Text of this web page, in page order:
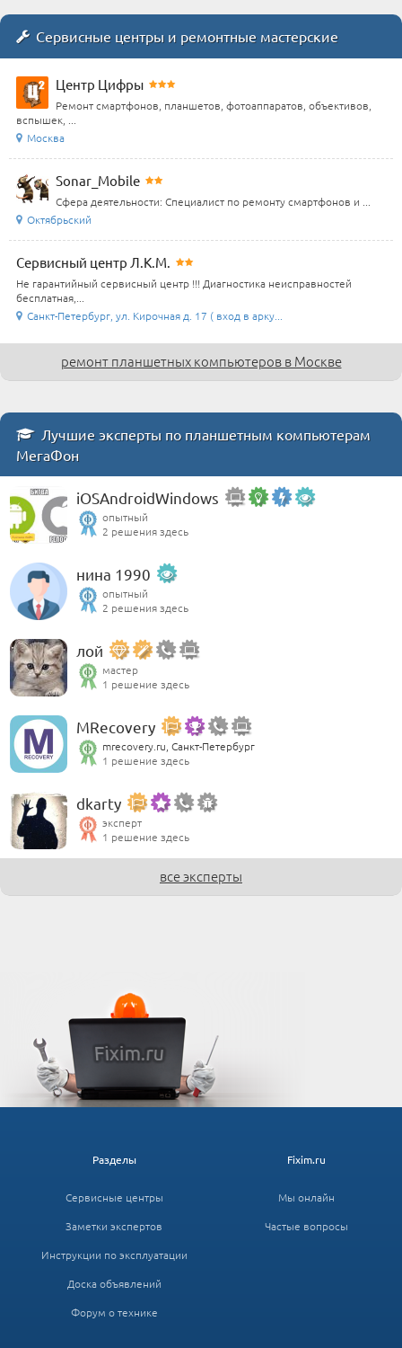
Сервисные центры и ремонтные мастерские
Центр Цифры
Ремонт смартфонов, планшетов, фотоаппаратов, объективов,
вспышек, ...
Москва
Sonar_Mobile
Сфера деятельности: Специалист по ремонту смартфонов и ...
Октябрьский
Сервисный центр Л.К.М.
Не гарантийный сервисный центр !!! Диагностика неисправностей
бесплатная,...
Санкт-Петербург, ул. Кирочная д. 17 ( вход в арку...
ремонт планшетных компьютеров в Москве
Лучшие эксперты по планшетным компьютерам
МегаФон
iOSAndroidWindows
опытный
2 решения здесь
нина 1990
опытный
2 решения здесь
лой
мастер
1 решение здесь
MRecovery
mrecovery.ru, Санкт-Петербург
1 решение здесь
dkarty
эксперт
1 решение здесь
все эксперты
Fixim.ru
Мы онлайн
Частые вопросы
Разделы
Сервисные центры
Заметки экспертов
Инструкции по эксплуатации
Доска объявлений
Форум о технике